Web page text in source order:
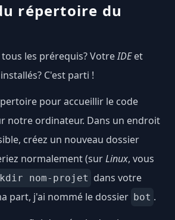
répertoire du
les prérequis? VotreIDEet
C'est parti !
pour accueillir le code
notre ordinateur. Dans un endroit
créez un nouveau dossier
normalement (surLinux, vous
nom-projet dans votre
part, j'ai nommé le dossier bot .